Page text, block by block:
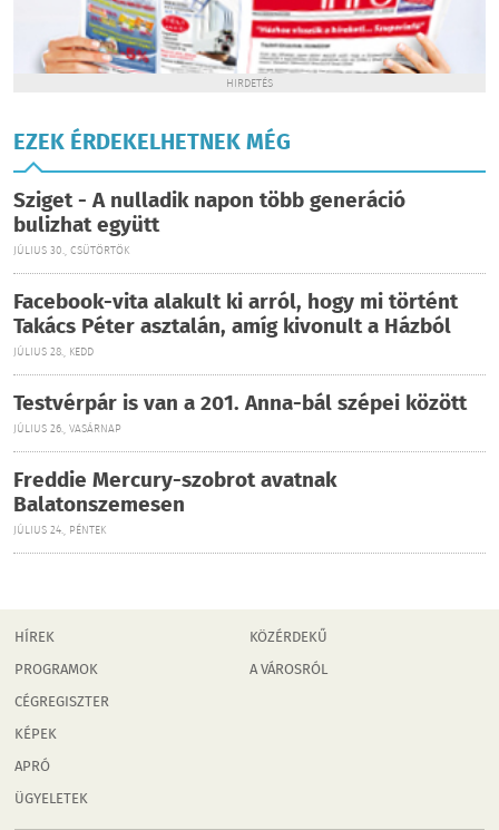
HIRDETÉS
EZEK ÉRDEKELHETNEK MÉG
Sziget - A nulladik napon több generáció
bulizhat együtt
JÚLIUS 30., CSÜTÖRTÖK
Facebook-vita alakult ki arról, hogy mi történt
Takács Péter asztalán, amíg kivonult a Házból
JÚLIUS 28., KEDD
Testvérpár is van a 201. Anna-bál szépei között
JÚLIUS 26., VASÁRNAP
Freddie Mercury-szobrot avatnak
Balatonszemesen
JÚLIUS 24., PÉNTEK
HÍREK
PROGRAMOK
CÉGREGISZTER
KÉPEK
APRÓ
ÜGYELETEK
KÖZÉRDEKŰ
A VÁROSRÓL